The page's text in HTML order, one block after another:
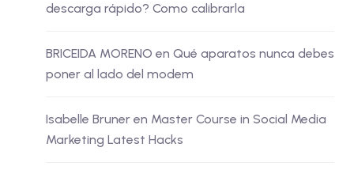
descarga rápido? Como calibrarla
BRICEIDA MORENO en Qué aparatos nunca debes
poner al lado del modem
Isabelle Bruner en Master Course in Social Media
Marketing Latest Hacks